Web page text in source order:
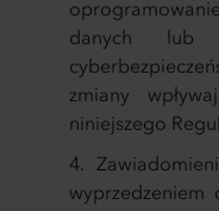
danych lub
zmiany
niniejszego